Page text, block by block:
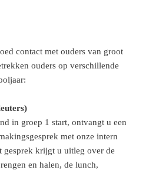
contact met ouders van groot
ouders op verschillende
in groep 1 start, ontvangt u een
met onze intern
gesprek krijgt u uitleg over de
en halen, de lunch,